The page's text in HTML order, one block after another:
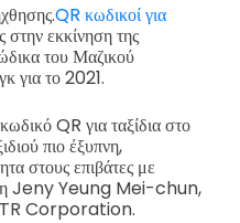
QR κωδικοί για
στην εκκίνηση της
του Μαζικού
για το 2021.
QR για ταξίδια στο
πιο έξυπνη,
στους επιβάτες με
η Jeny Yeung Mei-chun,
Corporation.